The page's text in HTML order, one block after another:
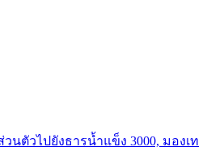
นตัวไปยังธารน้ำแข็ง 3000, มองเท